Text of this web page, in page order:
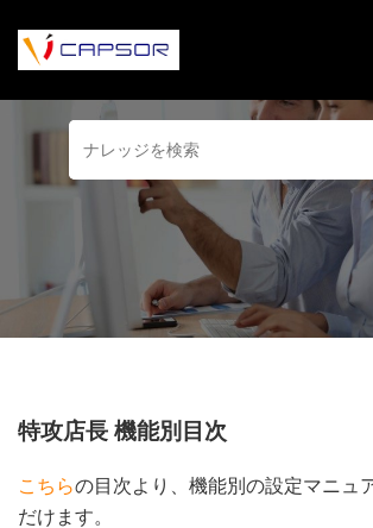
特攻店長 機能別目次
こちらの目次より、機能別の設定マニュ
だけます。